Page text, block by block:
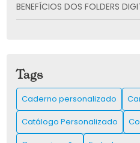
BENEFÍCIOS DOS FOLDERS
CARTÃO DE VISITA: COMO CRIAR E UTILIZAR PARA
IMPULSIONAR SUA REDE DE
CARTÃO DE VISITA: COMO CRIAR O SEU E IMPRESSIONAR
CLIENTES
Tags
Caderno personalizado
Catálogo Personalizado